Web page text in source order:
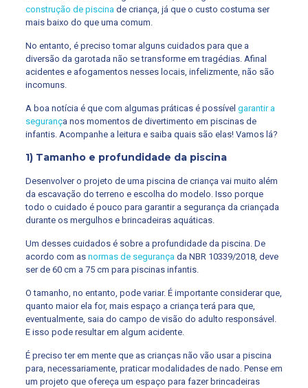
construção de piscina de criança, já que o custo costuma ser
mais baixo do que uma comum.
No entanto, é preciso tomar alguns cuidados para que a
diversão da garotada não se transforme em tragédias. Afinal
acidentes e afogamentos nesses locais, infelizmente, não são
incomuns.
A boa notícia é que com algumas práticas é possível garantir a
segurança nos momentos de divertimento em piscinas de
infantis. Acompanhe a leitura e saiba quais são elas! Vamos lá?
1) Tamanho e profundidade da piscina
Desenvolver o projeto de uma piscina de criança vai muito além
da escavação do terreno e escolha do modelo. Isso porque
todo o cuidado é pouco para garantir a segurança da criançada
durante os mergulhos e brincadeiras aquáticas.
Um desses cuidados é sobre a profundidade da piscina. De
acordo com as normas de segurança da NBR 10339/2018, deve
ser de 60 cm a 75 cm para piscinas infantis.
O tamanho, no entanto, pode variar. É importante considerar que,
quanto maior ela for, mais espaço a criança terá para que,
eventualmente, saia do campo de visão do adulto responsável.
E isso pode resultar em algum acidente.
É preciso ter em mente que as crianças não vão usar a piscina
para, necessariamente, praticar modalidades de nado. Pense em
um projeto que ofereça um espaço para fazer brincadeiras